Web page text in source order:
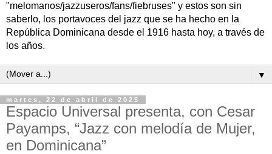
"melomanos/jazzuseros/fans/fiebruses" y estos son sin
saberlo, los portavoces del jazz que se ha hecho en la
República Dominicana desde el 1916 hasta hoy, a través de
los años.
▼
martes, 22 de abril de 2025
Espacio Universal presenta, con Cesar
Payamps, “Jazz con melodía de Mujer,
en Dominicana”